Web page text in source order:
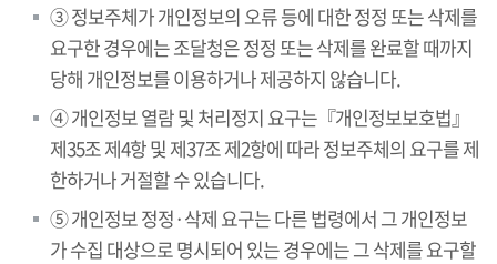
③ 정보주체가 개인정보의 오류 등에 대한 정정 또는 삭제를
요구한 경우에는 조달청은 정정 또는 삭제를 완료할 때까지
당해 개인정보를 이용하거나 제공하지 않습니다.
④ 개인정보 열람 및 처리정지 요구는『개인정보보호법』
제35조 제4항 및 제37조 제2항에 따라 정보주체의 요구를 제
한하거나 거절할 수 있습니다.
⑤ 개인정보 정정·삭제 요구는 다른 법령에서 그 개인정보
가 수집 대상으로 명시되어 있는 경우에는 그 삭제를 요구할